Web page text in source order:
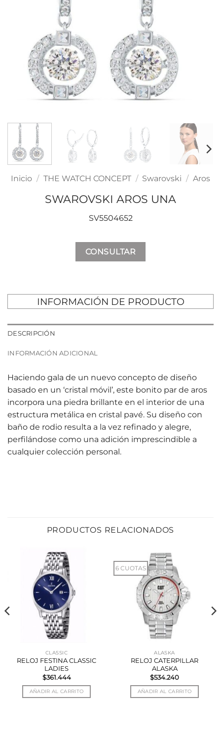
Inicio / THE WATCH CONCEPT / Swarovski / Aros
SWAROVSKI AROS UNA
SV5504652
CONSULTAR
INFORMACIÓN DE PRODUCTO
DESCRIPCIÓN
INFORMACIÓN ADICIONAL
Haciendo gala de un nuevo concepto de diseño
basado en un ‘cristal móvil’, este bonito par de aros
incorpora una piedra brillante en el interior de una
estructura metálica en cristal pavé. Su diseño con
baño de rodio resulta a la vez refinado y alegre,
perfilándose como una adición imprescindible a
cualquier colección personal.
PRODUCTOS RELACIONADOS
CLASSIC
RELOJ FESTINA CLASSIC
LADIES
$361.444
AÑADIR AL CARRITO
6 CUOTAS
ALASKA
RELOJ CATERPILLAR
ALASKA
$534.240
AÑADIR AL CARRITO